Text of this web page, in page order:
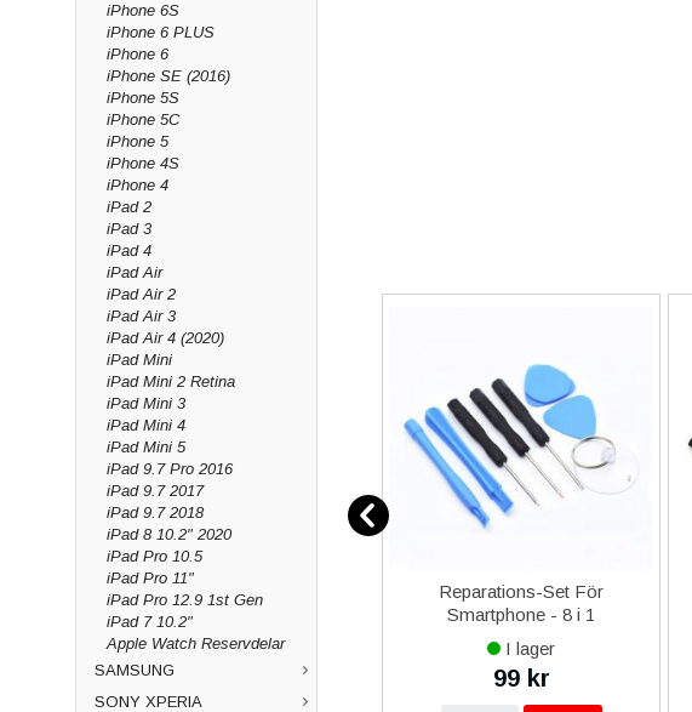
iPhone 6S
iPhone 6 PLUS
iPhone 6
iPhone SE (2016)
iPhone 5S
iPhone 5C
iPhone 5
iPhone 4S
iPhone 4
iPad 2
iPad 3
iPad 4
iPad Air
iPad Air 2
iPad Air 3
iPad Air 4 (2020)
iPad Mini
iPad Mini 2 Retina
iPad Mini 3
iPad Mini 4
iPad Mini 5
iPad 9.7 Pro 2016
iPad 9.7 2017
iPad 9.7 2018
iPad 8 10.2" 2020
iPad Pro 10.5
iPad Pro 11"
iPad Pro 12.9 1st Gen
iPad 7 10.2"
Apple Watch Reservdelar
SAMSUNG
SONY XPERIA
Samsung Galaxy Xcover 5
Batteri Original
I lager
479 kr
Reparations-Set För
Smartphone - 8 i 1
I lager
99 kr